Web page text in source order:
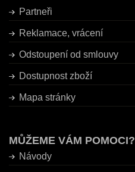
Partneři
Reklamace, vrácení
Odstoupení od smlouvy
Dostupnost zboží
Mapa stránky
MŮŽEME VÁM POMOCI?
Návody